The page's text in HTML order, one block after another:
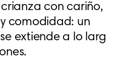
con cariño,
comodidad: un
extiende a lo largo